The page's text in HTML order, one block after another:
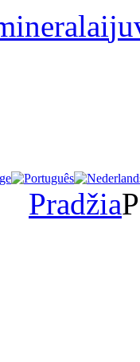
Pradžia